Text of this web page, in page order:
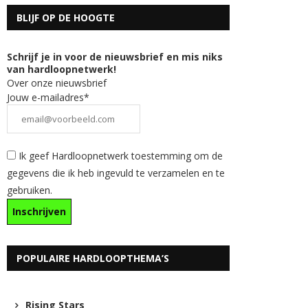
BLIJF OP DE HOOGTE
Schrijf je in voor de nieuwsbrief en mis niks
van hardloopnetwerk!
Over onze nieuwsbrief
Jouw e-mailadres*
Ik geef Hardloopnetwerk toestemming om de
gegevens die ik heb ingevuld te verzamelen en te
gebruiken.
POPULAIRE HARDLOOPTHEMA’S
Rising Stars